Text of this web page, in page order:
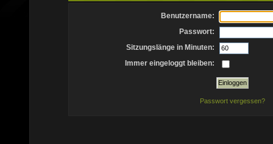
Benutzername:
Passwort:
Sitzungslänge in Minuten:
Immer eingeloggt bleiben:
Passwort vergessen?